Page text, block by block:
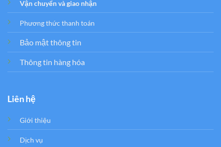
Vận chuyển và giao nhận
Phương thức thanh toán
Bảo mật thông tin
Thông tin hàng hóa
Liên hệ
Giới thiệu
Dịch vụ